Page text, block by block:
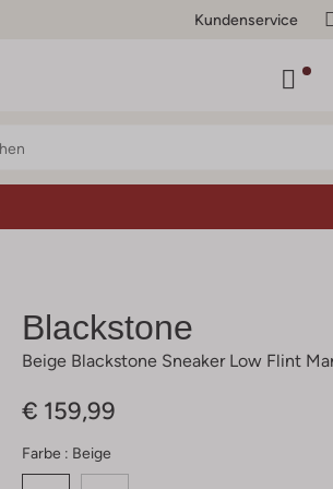
Kundenservice
Blackstone
Beige Blackstone Sneaker Low Flint
€ 159,99
Farbe : Beige